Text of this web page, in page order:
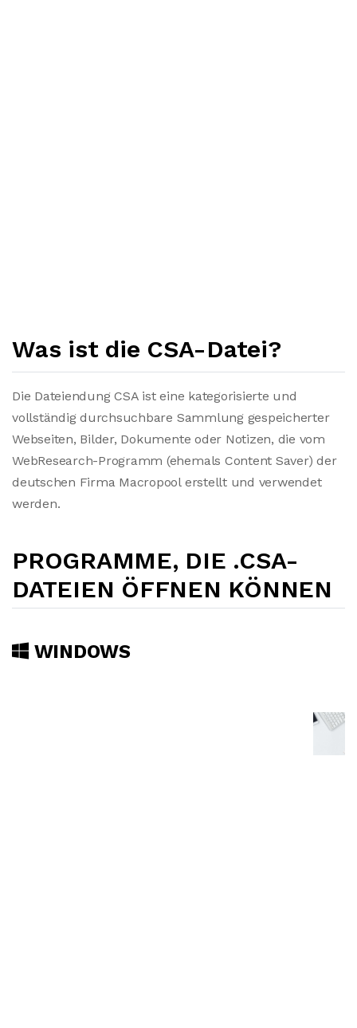
Was ist die CSA-Datei?
Die Dateiendung CSA ist eine kategorisierte und
vollständig durchsuchbare Sammlung gespeicherter
Webseiten, Bilder, Dokumente oder Notizen, die vom
WebResearch-Programm (ehemals Content Saver) der
deutschen Firma Macropool erstellt und verwendet
werden.
PROGRAMME, DIE .CSA-
DATEIEN ÖFFNEN KÖNNEN
WINDOWS